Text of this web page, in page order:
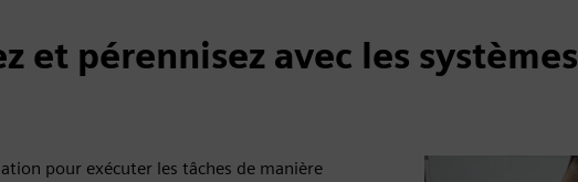
et pérennisez avec les systèmes
pour exécuter les tâches de manière